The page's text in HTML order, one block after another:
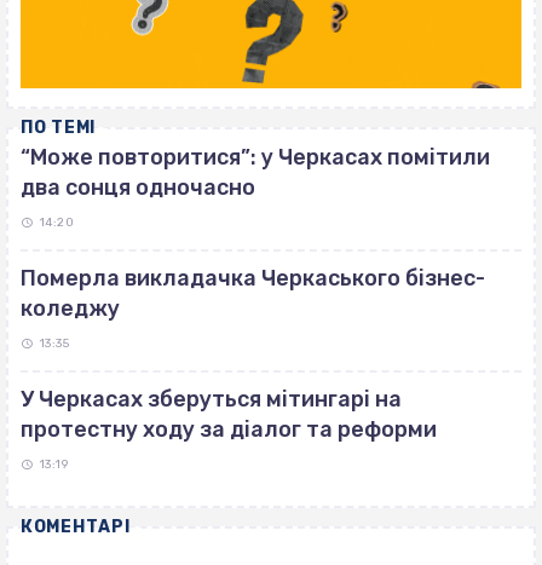
ПО ТЕМІ
“Може повторитися”: у Черкасах помітили
два сонця одночасно
14:20
Померла викладачка Черкаського бізнес-
коледжу
13:35
У Черкасах зберуться мітингарі на
протестну ходу за діалог та реформи
13:19
КОМЕНТАРІ